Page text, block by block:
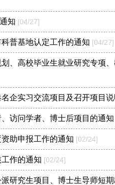
知 [04/27]
普基地认定工作的通知 [04/27]
、高校毕业生就业研究专项
企实习交流项目及召开项目
访问学者、博士后项目的通知
助申报工作的通知 [02/24]
作的通知 [02/24]
研究生项目、博士生导师短